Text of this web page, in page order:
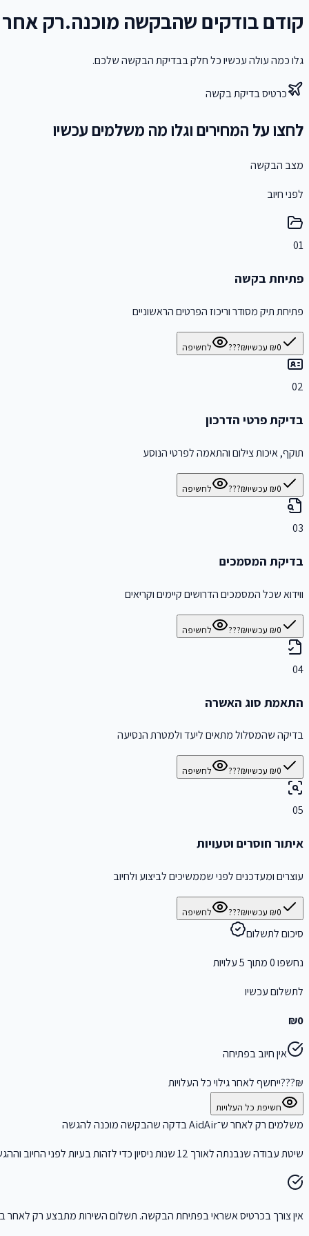
קודם בודקים שהבקשה מוכנה.רק
גלו כמה עולה עכשיו כל חלק בבדיקת הבקשה שלכם.
כרטיס בדיקת בקשה
לחצו על המחירים וגלו מה משלמים עכשיו
מצב הבקשה
לפני חיוב
01
פתיחת בקשה
פתיחת תיק מסודר וריכוז הפרטים הראשוניים
₪0 עכשיו ₪??? לחשיפה
02
בדיקת פרטי הדרכון
תוקף, איכות צילום והתאמה לפרטי הנוסע
₪0 עכשיו ₪??? לחשיפה
03
בדיקת המסמכים
ווידוא שכל המסמכים הדרושים קיימים וקריאים
₪0 עכשיו ₪??? לחשיפה
04
התאמת סוג האשרה
בדיקה שהמסלול מתאים ליעד ולמטרת הנסיעה
₪0 עכשיו ₪??? לחשיפה
05
איתור חוסרים וטעויות
עוצרים ומעדכנים לפני שממשיכים לביצוע ולחיוב
₪0 עכשיו ₪??? לחשיפה
סיכום לתשלום
נחשפו0מתוך 5עלויות
לתשלום עכשיו
₪0
אין חיוב בפתיחה
₪???ייחשף לאחר גילוי כל העלויות
חשיפת כל העלויות
משלמים רק לאחר ש־AidAirבדקה שהבקשה מוכנה להגשה
שיטת עבודה שנבנתה לאורך 12 שנות ניסיון כדי לזהות בעיות לפני החיוב וההגשה.
אין צורך בכרטיס אשראי בפתיחת הבקשה. תשלום השירות מתבצע רק לאחר